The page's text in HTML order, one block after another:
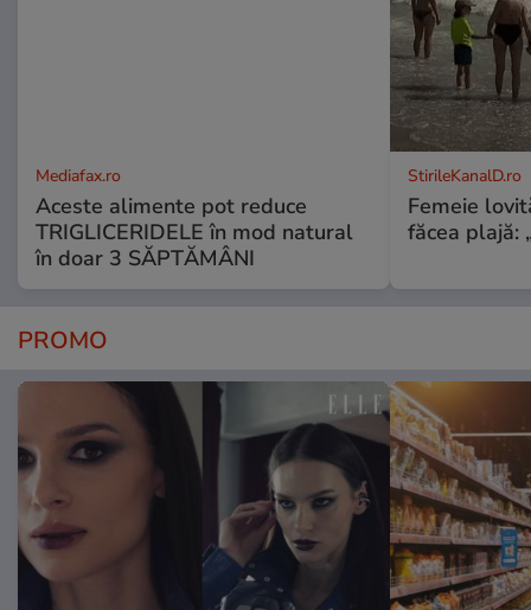
Mediafax.ro
Aceste alimente pot reduce
TRIGLICERIDELE în mod natural
în doar 3 SĂPTĂMÂNI
StirileKanalD.ro
Femeie
făcea plajă:
PROMO